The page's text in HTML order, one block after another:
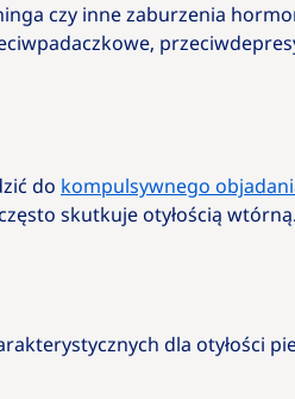
czy inne zaburzenia
do kompulsywnego
skutkuje otyłością wtórną.
dla otyłości